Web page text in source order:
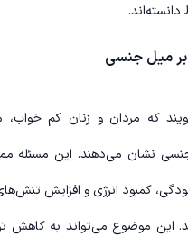
بر میل جنسی
که مردان و زنان کم خواب،
جنسی نشان می‌دهند. این مسئله
کمبود انرژی و افزایش
این موضوع می‌تواند به کاهش